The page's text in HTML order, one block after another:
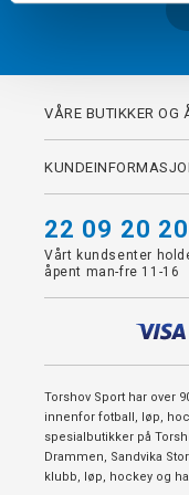
VÅRE BUTIKKER OG
22 09 20 20
Vårt kundsenter
åpent man-fre 11-16
Torshov Sport har over
innenfor fotball, løp,
spesialbutikker på
Drammen, Sandvika
klubb, løp, hockey og